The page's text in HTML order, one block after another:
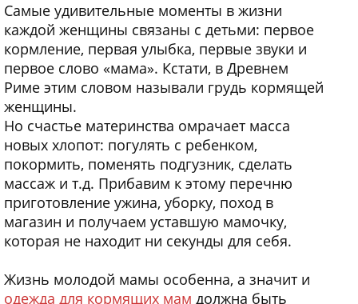
Самые удивительные моменты в жизни
каждой женщины связаны с детьми: первое
кормление, первая улыбка, первые звуки и
первое слово «мама». Кстати, в Древнем
Риме этим словом называли грудь кормящей
женщины.
Но счастье материнства омрачает масса
новых хлопот: погулять с ребенком,
покормить, поменять подгузник, сделать
массаж и т.д. Прибавим к этому перечню
приготовление ужина, уборку, поход в
магазин и получаем уставшую мамочку,
которая не находит ни секунды для себя.
Жизнь молодой мамы особенна, а значит и
одежда для кормящих мам должна быть